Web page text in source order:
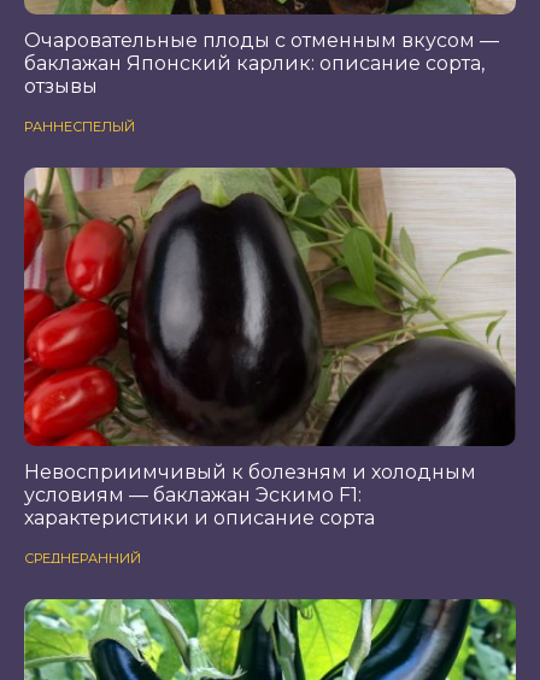
Очаровательные плоды с отменным вкусом —
баклажан Японский карлик: описание сорта,
отзывы
РАННЕСПЕЛЫЙ
Невосприимчивый к болезням и холодным
условиям — баклажан Эскимо F1:
характеристики и описание сорта
СРЕДНЕРАННИЙ